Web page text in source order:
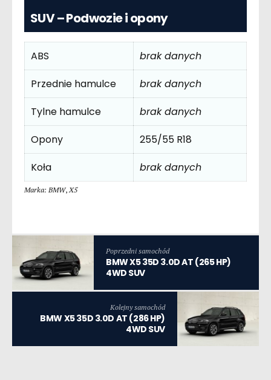
SUV – Podwozie i opony
ABS
brak danych
Przednie hamulce
brak danych
Tylne hamulce
brak danych
Opony
255/55 R18
Koła
brak danych
Marka: BMW,X5
Poprzedni samochód
BMW X5 35D 3.0D AT (265 HP)
4WD SUV
Kolejny samochód
BMW X5 35D 3.0D AT (286 HP)
4WD SUV